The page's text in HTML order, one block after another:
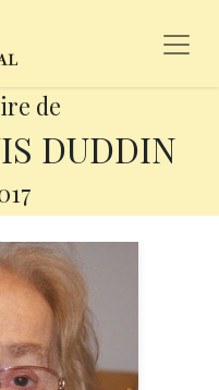
de
DUDDIN